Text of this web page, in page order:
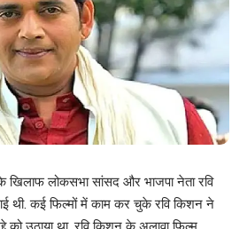
लोकसभा सांसद और भाजपा नेता रवि
कई फिल्मों में काम कर चुके रवि किशन ने